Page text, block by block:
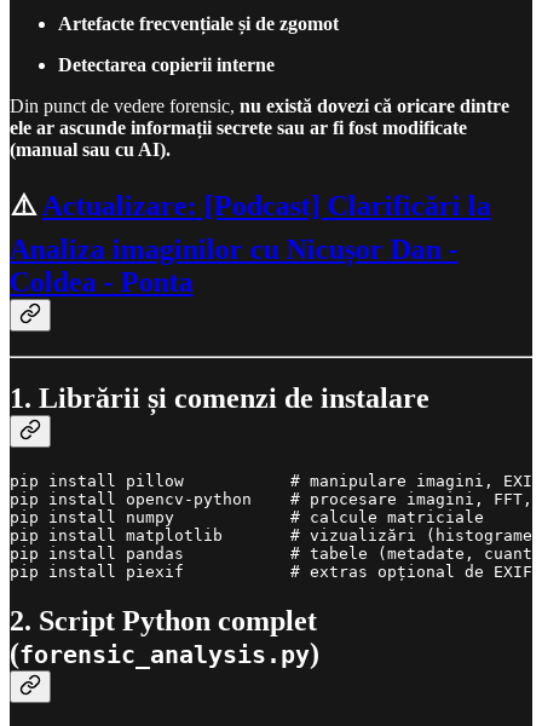
Artefacte frecvențiale și de zgomot
Detectarea copierii interne
Din punct de vedere forensic, nu există dovezi că oricare dintre
ele ar ascunde informații secrete sau ar fi fost modificate
(manual sau cu AI).
⚠️Actualizare: [Podcast] Clarificări la
Analiza imaginilor cu Nicușor Dan -
Coldea - Ponta
1. Librării și comenzi de instalare
pip install pillow           # manipulare imagini,
pip install opencv-python    # procesare imagini, FFT,
pip install numpy            # calcule matriciale
pip install matplotlib       # vizualizări (histograme,
pip install pandas           # tabele (metadate,
pip install piexif           # extras opțional de EXIF
2. Script Python complet
(forensic_analysis.py)